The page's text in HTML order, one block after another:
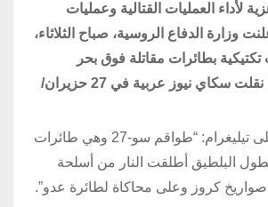
لأداء العمليات القتالية وعمليات
وزارة الدفاع الروسية، صباح الثلاثاء،
تكتيكية بطائرات مقاتلة فوق بحر
البلطيق حسب ما نقلت سكاي نيوز عربية في 27 حزيران/
وذكرت الوزارة على تيليغرام: “طواقم سو-27 وهي طائرات
البلطيق أطلقت النار من أسلحة
كروز وعلى محاكاة لطائرة عدو”.